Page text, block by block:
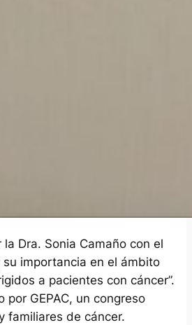
Dra. Sonia Camaño con el
su importancia en el ámbito
a pacientes con cáncer”.
por GEPAC, un congreso
familiares de cáncer.